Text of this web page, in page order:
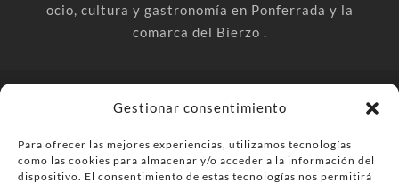
Gestionar consentimiento
Para ofrecer las mejores experiencias, utilizamos tecnologías
como las cookies para almacenar y/o acceder a la información del
dispositivo. El consentimiento de estas tecnologías nos permitirá
ocio, cultura y gastronomía en Ponferrada y la
comarca del Bierzo .
Anúnciate
Más información sobre las cookies
Envía tu negocio
Contacta Política de privacidad